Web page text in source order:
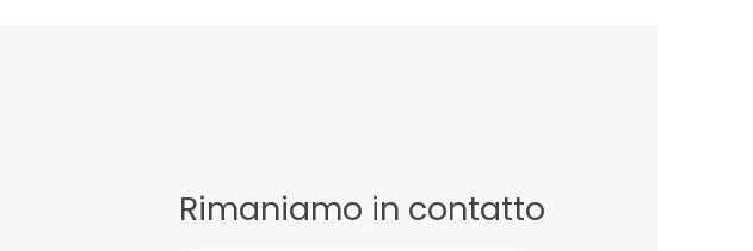
Rimaniamo in contatto